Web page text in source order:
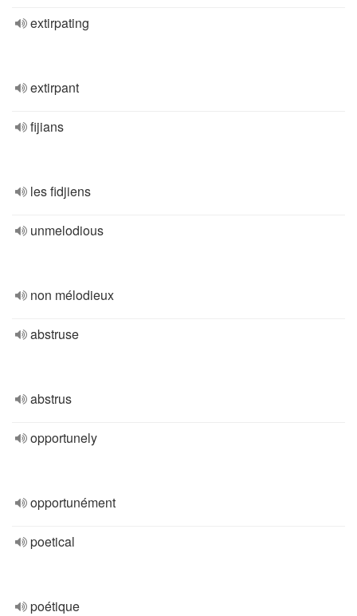
extirpating
extirpant
fijians
les fidjiens
unmelodious
non mélodieux
abstruse
abstrus
opportunely
opportunément
poetical
poétique